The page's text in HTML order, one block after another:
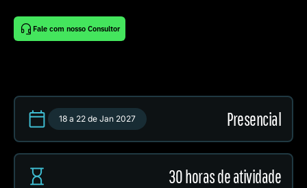
Fale com nosso Consultor
18 a 22 de Jan 2027 Presencial
30 horas de atividade